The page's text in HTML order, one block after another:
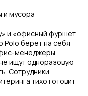
и мусора
и «офисный фуршет
Polo берет на себя
менеджеры
ищут одноразовую
Сотрудники
тихо готовит